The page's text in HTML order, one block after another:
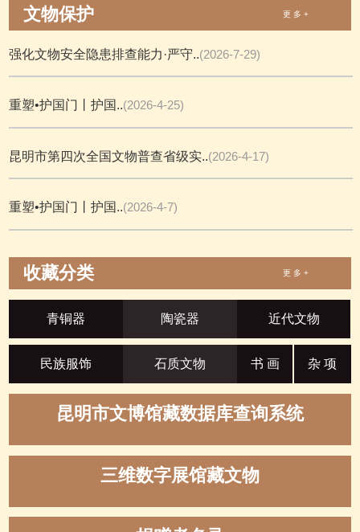
文物保护 更 多 +
强化文物安全隐患排查能力·严守..(2026-7-29)
重塑•护国门丨护国..(2026-4-25)
昆明市第四次全国文物普查省级实..(2026-4-17)
重塑•护国门丨护国..(2026-4-7)
收藏分类 更 多 +
青铜器 陶瓷器 近代文物
民族服饰 石质文物 书 画 杂 项
昆明市文博馆藏数据库查询系统
三维数字展馆藏文物